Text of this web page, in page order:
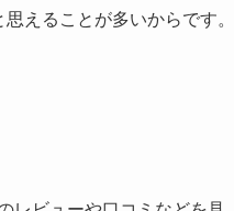
えることが多いからです。